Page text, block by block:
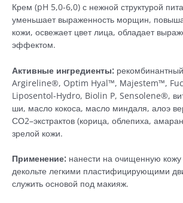
Крем (pH 5,0-6,0) с нежной структурой
уменьшает выраженность морщин,
кожи, освежает цвет лица, обладает
эффектом.
Активные ингредиенты:
Argireline®, Optim Hyal™, Мajestem™,
Liposentol-Hydro, Biolin P, Sensolene®,
ши, масло кокоса, масло миндаля, алоэ
СО2–экстрактов (корица, облепиха,
зрелой кожи.
Применение: нанести на очищенную
декольте легкими пластифицирующими
служить основой под макияж.